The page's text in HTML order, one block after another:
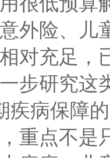
外险、儿
对充足，
步研究这
疾病保障
重点不是